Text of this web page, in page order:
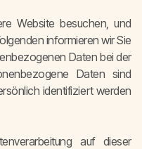
Website besuchen, und
informieren wir Sie
Daten bei der
Daten sind
identifiziert werden
auf dieser